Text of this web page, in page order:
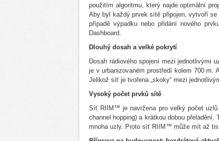
použitím algoritmu, který najde optimální
Aby byl každý prvek sítě připojen, vytvoří
případě výpadku nebo přidání nového
Dashboard.
Dlouhý dosah a velké pokrytí
Dosah rádiového spojení mezi jednotlivými
je v urbanizovaném prostředí kolem 700 m.
Jelikož síť je tvořena „skoky“ mezi
Vysoký počet prvků sítě
Síť RIIM™ je navržena pro velký počet uzlů
channel hopping) a krátkou dobou
mnoha uzly. Proto síť RIIM™ může mít až